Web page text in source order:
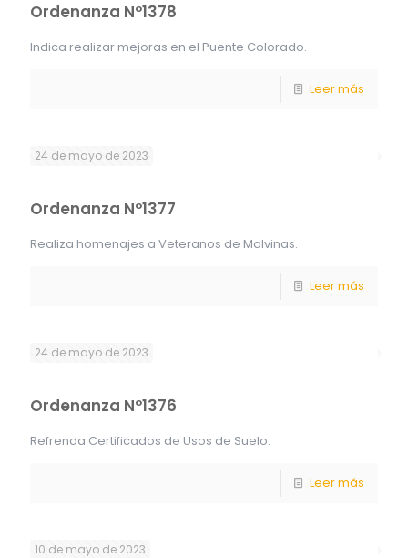
Ordenanza Nº1378
Indica realizar mejoras en el Puente Colorado.
Leer más
24 de mayo de 2023
Ordenanza Nº1377
Realiza homenajes a Veteranos de Malvinas.
Leer más
24 de mayo de 2023
Ordenanza Nº1376
Refrenda Certificados de Usos de Suelo.
Leer más
10 de mayo de 2023